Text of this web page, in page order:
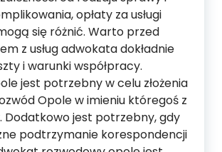
opłaty za usługi
się różnić. Warto przed
z usług adwokata dokładnie
i warunki współpracy.
jest potrzebny w celu złożenia
Opole w imieniu któregoś z
Dodatkowo jest potrzebny, gdy
podtrzymanie korespondencji